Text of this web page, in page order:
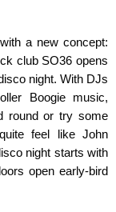
a new concept:
club SO36 opens
night. With DJs
Boogie music,
round or try some
feel like John
night starts with
open early-bird